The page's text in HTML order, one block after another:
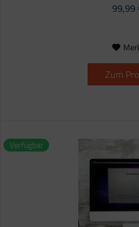
99,99
Zum
Verfügbar